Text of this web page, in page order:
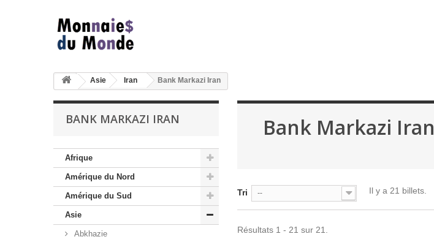
Asie Iran Bank Markazi Iran
BANK MARKAZI IRAN
Afrique
Amérique du Nord
Amérique du Sud
Asie
Abkhazie
Bank Markazi Iran
Tri -- Il y a 21 billets.
Résultats 1 - 21 sur 21.